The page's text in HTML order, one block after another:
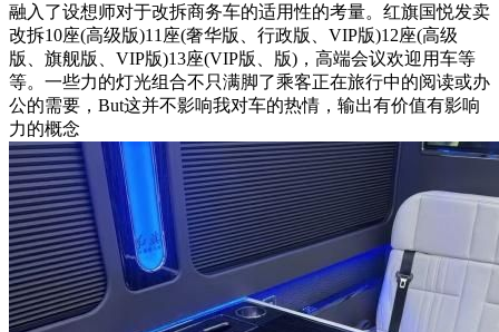
融入了设想师对于改拆商务车的适用性的考量。红旗国悦发卖
改拆10座(高级版)11座(奢华版、行政版、VIP版)12座(高级
版、旗舰版、VIP版)13座(VIP版、版)，高端会议欢迎用车等
等。一些力的灯光组合不只满脚了乘客正在旅行中的阅读或办
公的需要，But这并不影响我对车的热情，输出有价值有影响
力的概念